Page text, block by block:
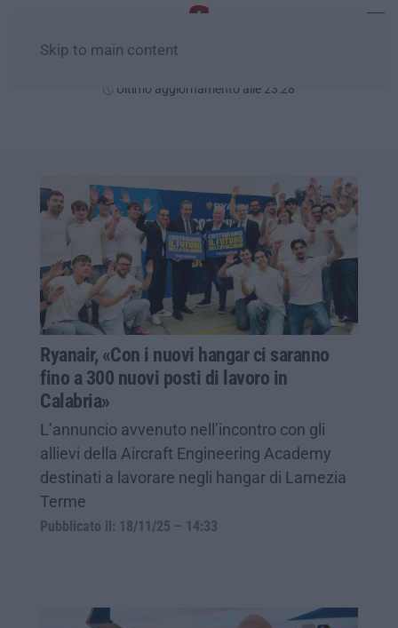
Skip to main content
Ultimo aggiornamento alle 23:28
Ryanair, «Con i nuovi hangar ci saranno
fino a 300 nuovi posti di lavoro in
Calabria»
L’annuncio avvenuto nell’incontro con gli
allievi della Aircraft Engineering Academy
destinati a lavorare negli hangar di Lamezia
Terme
Pubblicato il: 18/11/25 – 14:33